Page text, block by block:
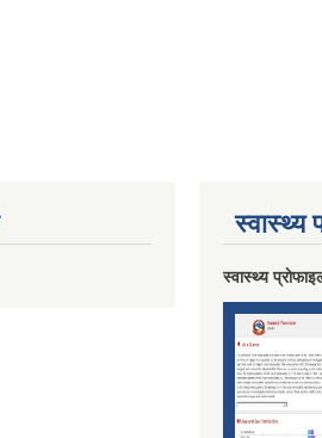
स्वास्थ्य
स्वास्थ्य